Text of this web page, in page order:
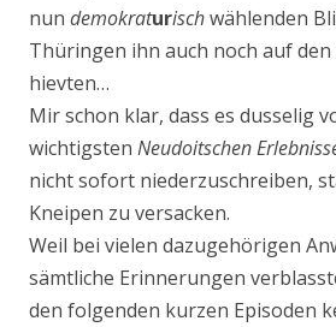
nun demokraturischwählenden
Thüringen ihn auch noch auf den
hievten…
Mir schon klar, dass es dusselig
wichtigsten Neudoitschen
nicht sofort niederzuschreiben,
Kneipen zu versacken.
Weil bei vielen dazugehörigen
sämtliche Erinnerungen
den folgenden kurzen Episoden